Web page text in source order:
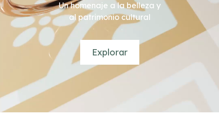
Un homenaje a la belleza y
al patrimonio cultural
Explorar